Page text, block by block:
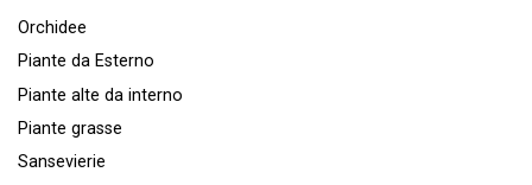
Orchidee
Piante da Esterno
Piante alte da interno
Piante grasse
Sansevierie